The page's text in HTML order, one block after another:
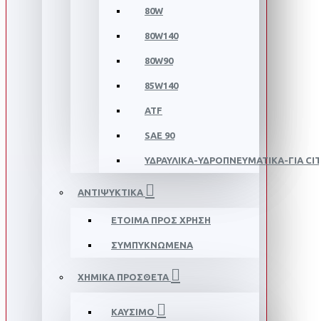
80W
80W140
80W90
85W140
ATF
SAE 90
ΥΔΡΑΥΛΙΚΑ-ΥΔΡΟΠΝΕΥΜΑΤΙΚΑ-ΓΙΑ
ΑΝΤΙΨΥΚΤΙΚΑ
ΕΤΟΙΜΑ ΠΡΟΣ ΧΡΗΣΗ
ΣΥΜΠΥΚΝΩΜΕΝΑ
ΧΗΜΙΚΑ ΠΡΟΣΘΕΤΑ
ΚΑΥΣΙΜΟ